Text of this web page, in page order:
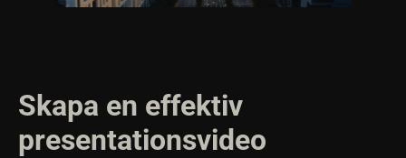
Skapa en effektiv
presentationsvideo